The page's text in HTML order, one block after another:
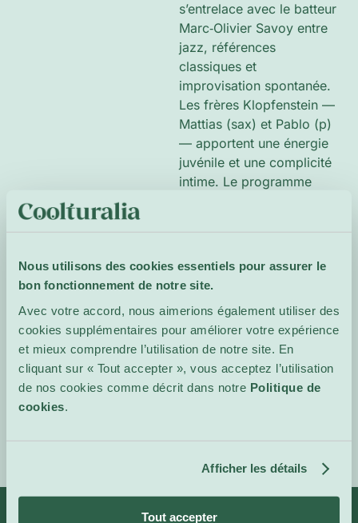
Nous utilisons des cookies essentiels pour assurer le
bon fonctionnement de notre site.
Avec votre accord, nous aimerions également utiliser des
cookies supplémentaires pour améliorer votre expérience
et mieux comprendre l’utilisation de notre site. En
cliquant sur « Tout accepter », vous acceptez l’utilisation
de nos cookies comme décrit dans notre Politique de
cookies
Afficher les détails
Tout accepter
s’entrelace avec le batteur
Marc‑Olivier Savoy entre
jazz, références
classiques et
improvisation spontanée.
Les frères Klopfenstein —
Mattias (sax) et Pablo (p)
— apportent une énergie
juvénile et une complicité
intime. Le programme
ouvertes et dynamiques
subtiles qui privilégient
partagée de liberté
musicale.
Site de
l'événement